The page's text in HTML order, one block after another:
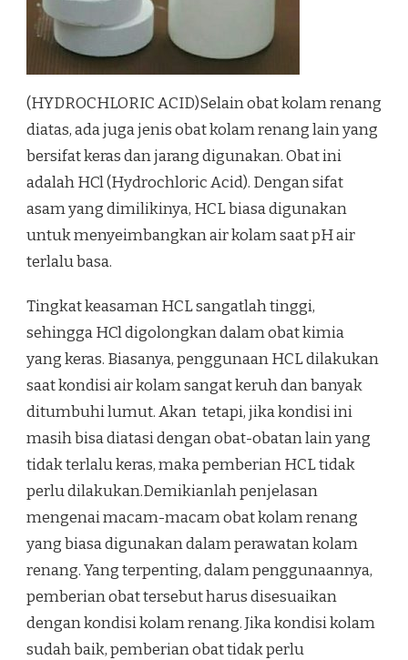
(HYDROCHLORIC ACID)Selain obat kolam renang
diatas, ada juga jenis obat kolam renang lain yang
bersifat keras dan jarang digunakan. Obat ini
adalah HCl (Hydrochloric Acid). Dengan sifat
asam yang dimilikinya, HCL biasa digunakan
untuk menyeimbangkan air kolam saat pH air
terlalu basa.
Tingkat keasaman HCL sangatlah tinggi,
sehingga HCl digolongkan dalam obat kimia
yang keras. Biasanya, penggunaan HCL dilakukan
saat kondisi air kolam sangat keruh dan banyak
ditumbuhi lumut. Akan tetapi, jika kondisi ini
masih bisa diatasi dengan obat-obatan lain yang
tidak terlalu keras, maka pemberian HCL tidak
perlu dilakukan.Demikianlah penjelasan
mengenai macam-macam obat kolam renang
yang biasa digunakan dalam perawatan kolam
renang. Yang terpenting, dalam penggunaannya,
pemberian obat tersebut harus disesuaikan
dengan kondisi kolam renang. Jika kondisi kolam
sudah baik, pemberian obat tidak perlu